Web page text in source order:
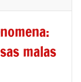
malas